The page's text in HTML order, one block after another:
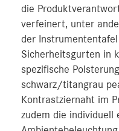
die
verfeinert, unter
der
Sicherheitsgurten in
spezifische
schwarz/titangrau
Kontrastziernaht im
zudem die individuell